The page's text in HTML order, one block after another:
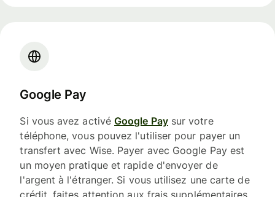
Google Pay
Si vous avez activéGoogle Paysur votre
téléphone, vous pouvez l'utiliser pour payer un
transfert avec Wise. Payer avec Google Pay est
un moyen pratique et rapide d'envoyer de
l'argent à l'étranger. Si vous utilisez une carte de
crédit, faites attention aux frais supplémentaires.